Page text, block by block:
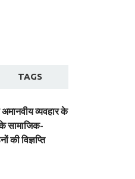
TAGS
व्यवहार के
सामाजिक-
की विज्ञप्ति